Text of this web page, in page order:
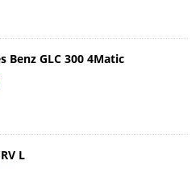
Benz GLC 300 4Matic
L